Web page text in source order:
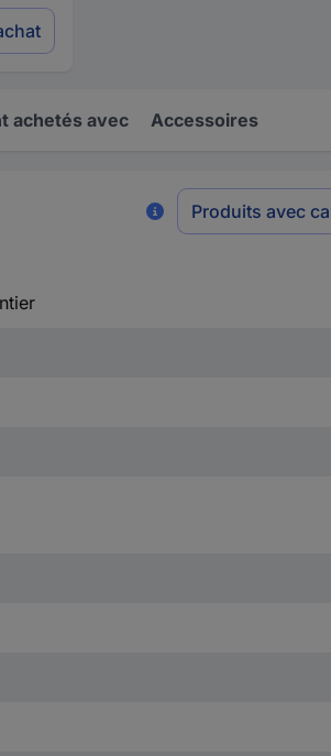
achetés avec Accessoires
Produits avec